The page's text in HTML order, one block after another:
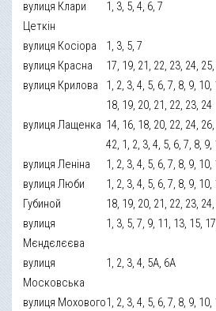
вулиця Клари
Цеткін
1, 3, 5, 4, 6, 7
вулиця Косіора
1, 3, 5, 7
вулиця Красна
17, 19, 21, 22, 23, 24,
вулиця Крилова
1, 2, 3, 4, 5, 6, 7, 8, 9,
18, 19, 20, 21, 22, 23, 24
вулиця Лащенка 14, 16, 18, 20, 22, 24,
42, 1, 2, 3, 4, 5, 6, 7, 8,
вулиця Леніна
1, 2, 3, 4, 5, 6, 7, 8, 9,
вулиця Люби
Губиной
1, 2, 3, 4, 5, 6, 7, 8, 9,
18, 19, 20, 21, 22, 23,
вулиця
Мєндєлєєва
1, 3, 5, 7, 9, 11, 13, 15,
вулиця
Московська
1, 2, 3, 4, 5А, 6А
вулиця Мохового1, 2, 3, 4, 5, 6, 7, 8, 9,